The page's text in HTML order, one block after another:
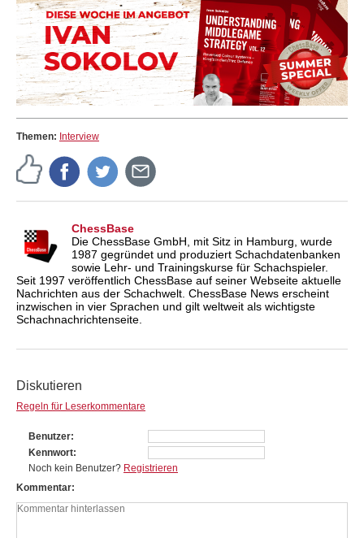
Themen: Interview
ChessBase
Die ChessBase GmbH, mit Sitz in Hamburg, wurde
1987 gegründet und produziert Schachdatenbanken
sowie Lehr- und Trainingskurse für Schachspieler.
Seit 1997 veröffentlich ChessBase auf seiner Webseite aktuelle
Nachrichten aus der Schachwelt. ChessBase News erscheint
inzwischen in vier Sprachen und gilt weltweit als wichtigste
Schachnachrichtenseite.
Diskutieren
Regeln für Leserkommentare
Benutzer
Kennwort
Noch kein Benutzer? Registrieren
Kommentar